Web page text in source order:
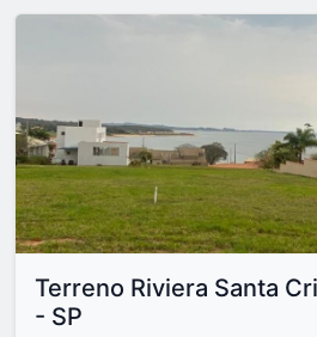
Terreno Riviera Santa
- SP